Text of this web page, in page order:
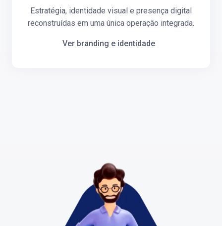
Estratégia, identidade visual e presença digital
reconstruídas em uma única operação integrada.
Ver branding e identidade